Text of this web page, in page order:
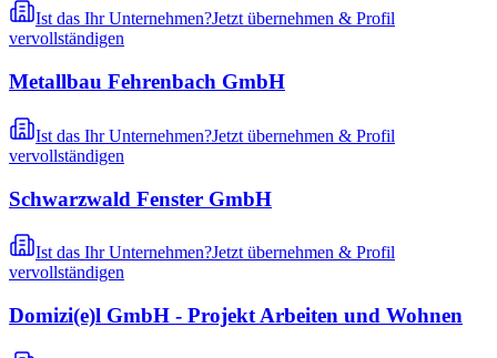
Ist das Ihr Unternehmen?Jetzt übernehmen & Profil
vervollständigen
Metallbau Fehrenbach GmbH
Ist das Ihr Unternehmen?Jetzt übernehmen & Profil
vervollständigen
Schwarzwald Fenster GmbH
Ist das Ihr Unternehmen?Jetzt übernehmen & Profil
vervollständigen
Domizi(e)l GmbH - Projekt Arbeiten und Wohnen